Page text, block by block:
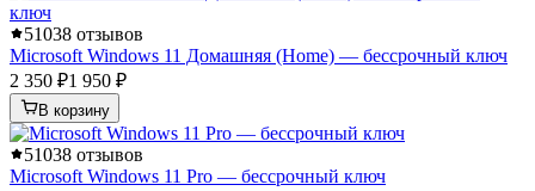
51038 отзывов
Microsoft Windows 11 Домашняя (Home) — бессрочный ключ
2 350 ₽1 950 ₽
В корзину
51038 отзывов
Microsoft Windows 11 Pro — бессрочный ключ